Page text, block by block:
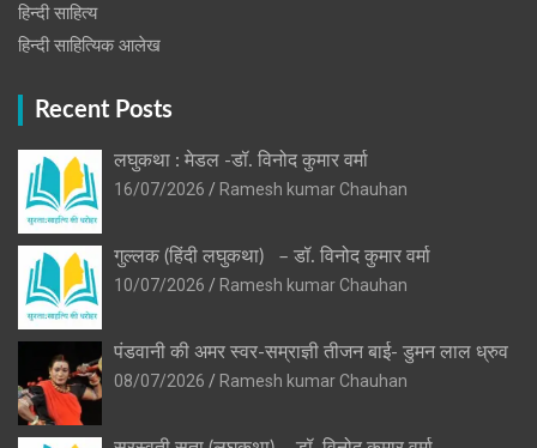
हिन्दी साहित्य
हिन्दी साहित्यिक आलेख
Recent Posts
लघुकथा : मेडल -डॉ. विनोद कुमार वर्मा
16/07/2026
Ramesh kumar Chauhan
गुल्लक (हिंदी लघुकथा) – डॉ. विनोद कुमार वर्मा
10/07/2026
Ramesh kumar Chauhan
पंडवानी की अमर स्वर-सम्राज्ञी तीजन बाई- डुमन लाल ध्रुव
08/07/2026
Ramesh kumar Chauhan